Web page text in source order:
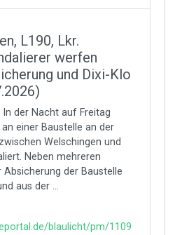
L190, Lkr.
werfen
und Dixi-Klo
In der Nacht auf Freitag
einer Baustelle an der
Welschingen und
Neben mehreren
Absicherung der Baustelle
aus der ...
blaulicht/pm/1109